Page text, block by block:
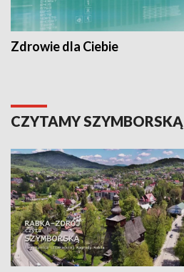
Zdrowie dla Ciebie
CZYTAMY SZYMBORSKĄ